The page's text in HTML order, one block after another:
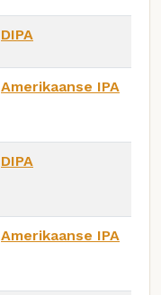
DIPA
Amerikaanse IPA
DIPA
Amerikaanse IPA